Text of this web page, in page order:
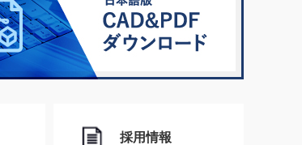
採用情報